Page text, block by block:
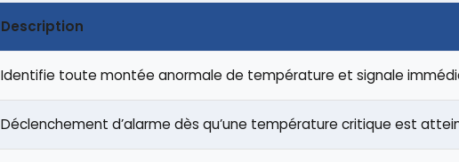
Description
Identifie toute montée anormale de température et signale
Déclenchement d’alarme dès qu’une température critique est